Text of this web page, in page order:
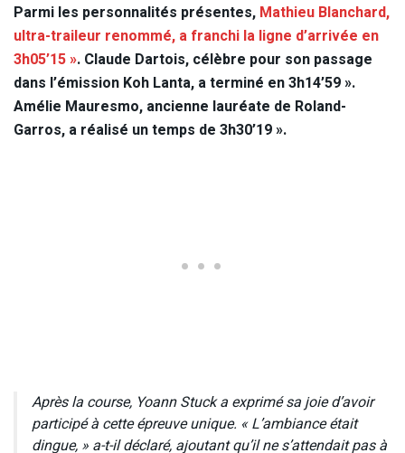
Parmi les personnalités présentes, Mathieu Blanchard,
ultra-traileur renommé, a franchi la ligne d’arrivée en
3h05’15 ». Claude Dartois, célèbre pour son passage
dans l’émission Koh Lanta, a terminé en 3h14’59 ».
Amélie Mauresmo, ancienne lauréate de Roland-
Garros, a réalisé un temps de 3h30’19 ».
Après la course, Yoann Stuck a exprimé sa joie d’avoir
participé à cette épreuve unique. « L’ambiance était
dingue, » a-t-il déclaré, ajoutant qu’il ne s’attendait pas à